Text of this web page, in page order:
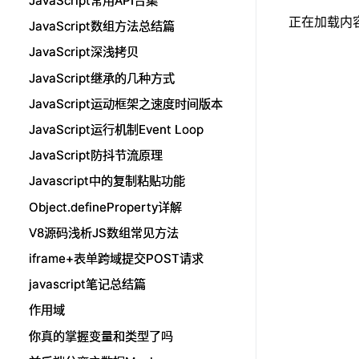
正在加载内
JavaScript数组方法总结篇
JavaScript深浅拷贝
JavaScript继承的几种方式
JavaScript运动框架之速度时间版本
JavaScript运行机制Event Loop
JavaScript防抖节流原理
Javascript中的复制粘贴功能
Object.defineProperty详解
V8源码浅析JS数组常见方法
iframe+表单跨域提交POST请求
javascript笔记总结篇
作用域
你真的掌握变量和类型了吗
JavaScript数组方法总结篇
JavaScript深浅拷贝
JavaScript继承的几种方式
JavaScript运动框架之速度时间版本
JavaScript运行机制Event Loop
JavaScript防抖节流原理
Javascript中的复制粘贴功能
Object.defineProperty详解
V8源码浅析JS数组常见方法
iframe+表单跨域提交POST请求
javascript笔记总结篇
作用域
你真的掌握变量和类型了吗